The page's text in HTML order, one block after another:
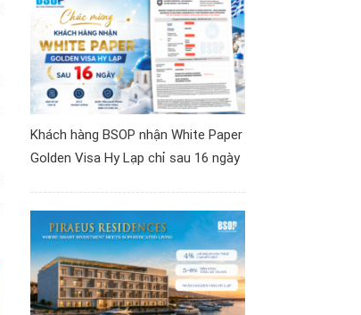
Khách hàng BSOP nhận White Paper
Golden Visa Hy Lạp chỉ sau 16 ngày